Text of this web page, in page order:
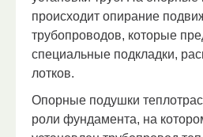
происходит опирание
трубопроводов, которые
специальные подкладки,
лотков.
Опорные подушки
роли фундамента, на